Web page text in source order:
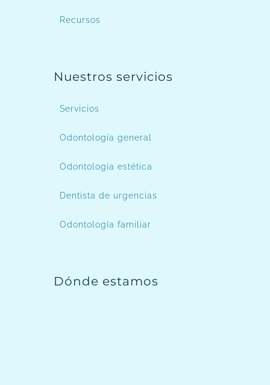
Recursos
Nuestros servicios
Servicios
Odontología general
Odontología estética
Dentista de urgencias
Odontología familiar
Dónde estamos